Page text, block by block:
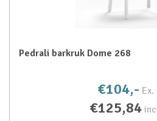
Pedrali barkruk Dome 268
€104,- Ex.
€125,84